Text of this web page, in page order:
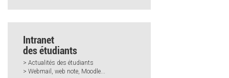
Intranet
des étudiants
> Actualités des étudiants
> Webmail, web note, Moodle...